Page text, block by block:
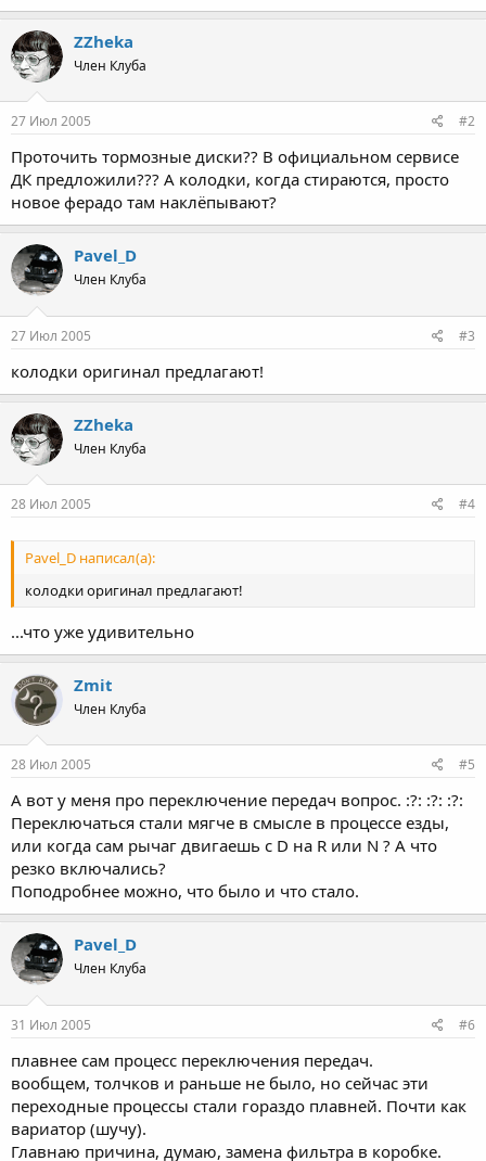
ZZheka
Член Клуба
27 Июл 2005 #2
Проточить тормозные диски?? В официальном сервисе
ДК предложили??? А колодки, когда стираются, просто
новое ферадо там наклёпывают?
Pavel_D
Член Клуба
27 Июл 2005 #3
колодки оригинал предлагают!
ZZheka
Член Клуба
28 Июл 2005 #4
Pavel_D написал(а):
колодки оригинал предлагают!
...что уже удивительно
Zmit
Член Клуба
28 Июл 2005 #5
А вот у меня про переключение передач вопрос. :?: :?: :?:
Переключаться стали мягче в смысле в процессе езды,
или когда сам рычаг двигаешь с D на R или N ? А что
резко включались?
Поподробнее можно, что было и что стало.
Pavel_D
Член Клуба
31 Июл 2005 #6
плавнее сам процесс переключения передач.
вообщем, толчков и раньше не было, но сейчас эти
переходные процессы стали гораздо плавней. Почти как
вариатор (шучу).
Главнаю причина, думаю, замена фильтра в коробке.